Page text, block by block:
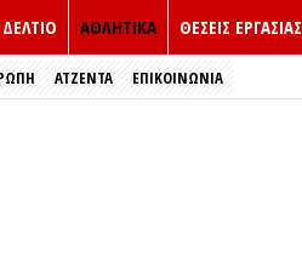
ΑΘΛΗΤΙΚΑ ΘΕΣΕΙΣ ΕΡΓΑΣΙΑΣ
ΑΤΖΕΝΤΑ ΕΠΙΚΟΙΝΩΝΙΑ